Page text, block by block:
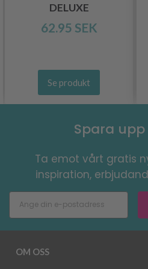
DELUXE
62.95 SEK
Se produkt
Spara upp
Ta emot vårt gratis
inspiration,
OM OSS